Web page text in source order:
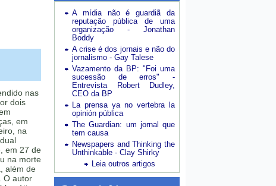
nas
dois
em
na
em 27 de
na morte
além de
O autor
A mídia não é guardiã da
reputação pública de uma
organização - Jonathan
Boddy
A crise é dos jornais e não do
jornalismo - Gay Talese
Vazamento da BP: "Foi uma
sucessão de erros" -
Entrevista Robert Dudley,
CEO da BP
La prensa ya no vertebra la
opinión pública
The Guardian: um jornal que
tem causa
Newspapers and Thinking the
Unthinkable - Clay Shirky
Leia outros artigos